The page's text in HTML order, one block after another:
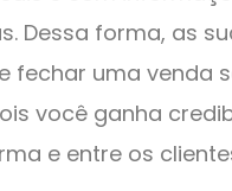
Dessa forma, as
fechar uma venda
você ganha
e entre os